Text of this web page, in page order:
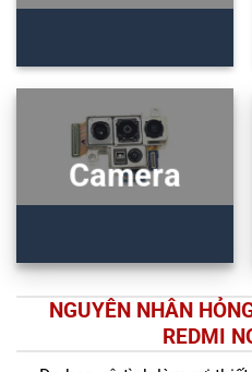
Camera
NGUYÊN NHÂN
REDMI